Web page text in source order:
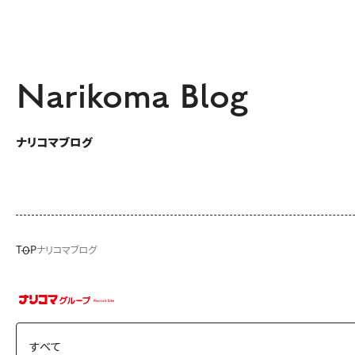
Narikoma Blog
ナリコマブログ
TOPナリコマブログ